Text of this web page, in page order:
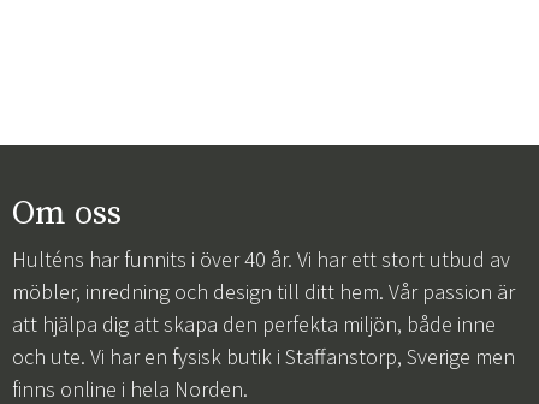
Om oss
Hulténs har funnits i över 40 år. Vi har ett stort utbud av
möbler, inredning och design till ditt hem. Vår passion är
att hjälpa dig att skapa den perfekta miljön, både inne
och ute. Vi har en fysisk butik i Staffanstorp, Sverige men
finns online i hela Norden.